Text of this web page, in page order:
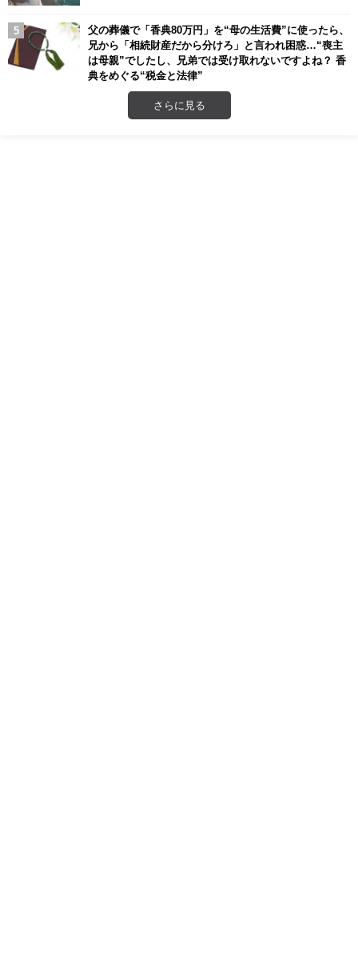
父の葬儀で「香典80万円」を“母の生活費”に使ったら、
兄から「相続財産だから分けろ」と言われ困惑…“喪主
は母親”でしたし、兄弟では受け取れないですよね？ 香
典をめぐる“税金と法律”
さらに見る